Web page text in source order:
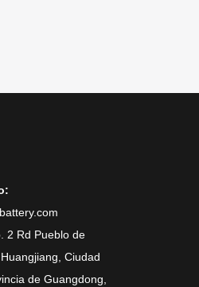
2 Rd Pueblo de
Ciudad
de Guangdong,